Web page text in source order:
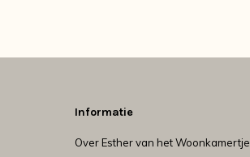
Informatie
Over Esther van het Woonkamertje